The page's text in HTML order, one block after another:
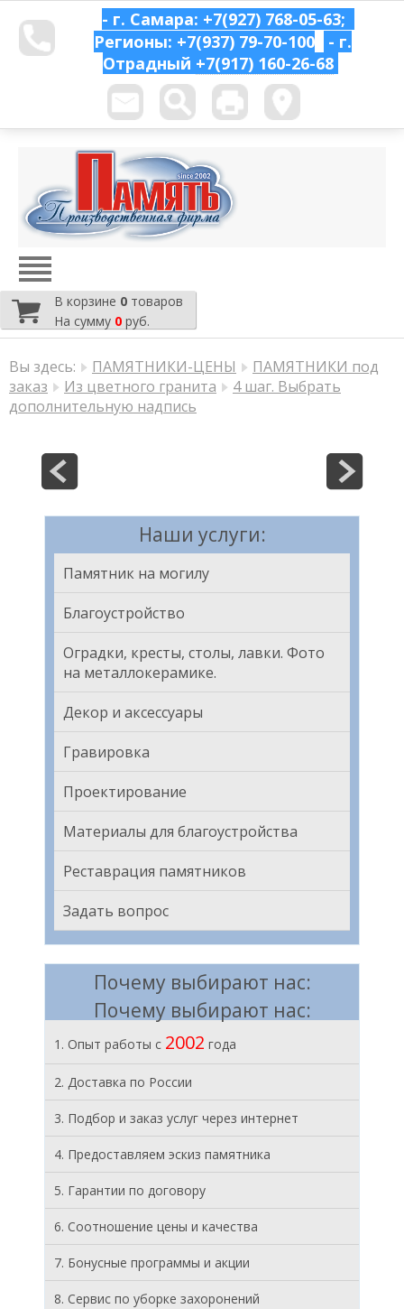
- г. Самара: +7(927) 768-05-63;
Регионы: +7(937) 79-70-100
- г.
Отрадный +7(917) 160-26-68
В корзине 0 товаров
На сумму 0 руб.
Вы здесь: ПАМЯТНИКИ-ЦЕНЫ
ПАМЯТНИКИ под
заказ
Из цветного гранита
4 шаг. Выбрать
дополнительную надпись
Наши услуги:
Памятник на могилу
Благоустройство
Оградки, кресты, столы, лавки. Фото
на металлокерамике.
Декор и аксессуары
Гравировка
Проектирование
Материалы для благоустройства
Реставрация памятников
Задать вопрос
Почему выбирают нас:
Почему выбирают нас:
1. Опыт работы с 2002 года
2. Доставка по России
3. Подбор и заказ услуг через интернет
4. Предоставляем эскиз памятника
5. Гарантии по договору
6. Соотношение цены и качества
7. Бонусные программы и акции
8. Cервис по уборке захоронений